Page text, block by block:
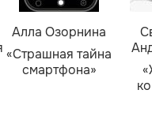
Алла Озорнина
«Страшная тайна
смартфона»